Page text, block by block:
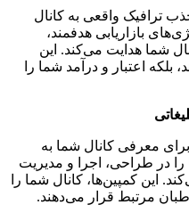
ترافیک واقعی به کانال
بازاریابی هدفمند،
شما هدایت می‌کند. این
بلکه اعتبار و درآمد شما را
برای معرفی کانال شما به
در طراحی، اجرا و مدیریت
این کمپین‌ها، کانال شما را
مرتبط قرار می‌دهند.